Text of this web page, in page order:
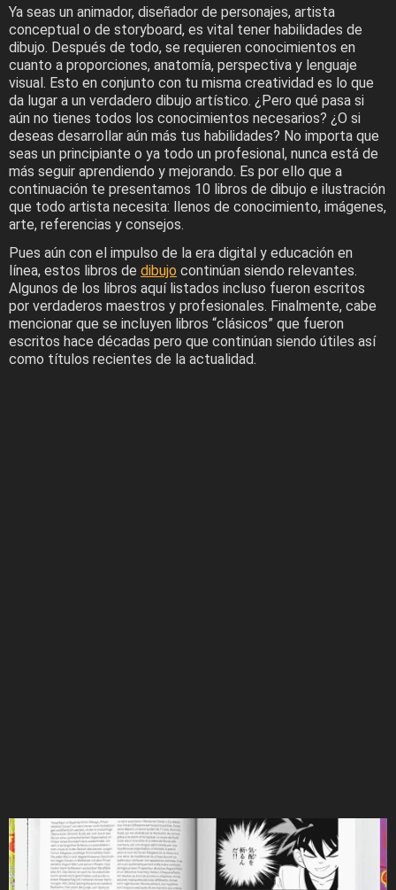
Ya seas un animador, diseñador de personajes, artista
conceptual o de storyboard, es vital tener habilidades de
dibujo. Después de todo, se requieren conocimientos en
cuanto a proporciones, anatomía, perspectiva y lenguaje
visual. Esto en conjunto con tu misma creatividad es lo que
da lugar a un verdadero dibujo artístico. ¿Pero qué pasa si
aún no tienes todos los conocimientos necesarios? ¿O si
deseas desarrollar aún más tus habilidades? No importa que
seas un principiante o ya todo un profesional, nunca está de
más seguir aprendiendo y mejorando. Es por ello que a
continuación te presentamos 10 libros de dibujo e ilustración
que todo artista necesita: llenos de conocimiento, imágenes,
arte, referencias y consejos.
Pues aún con el impulso de la era digital y educación en
línea, estos libros de dibujo continúan siendo relevantes.
Algunos de los libros aquí listados incluso fueron escritos
por verdaderos maestros y profesionales. Finalmente, cabe
mencionar que se incluyen libros “clásicos” que fueron
escritos hace décadas pero que continúan siendo útiles así
como títulos recientes de la actualidad.